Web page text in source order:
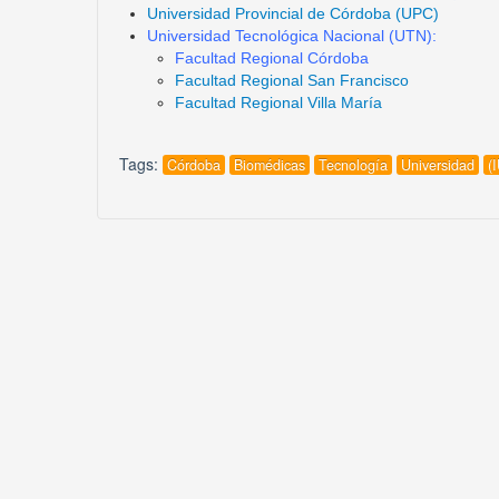
Universidad Provincial de Córdoba (UPC)
Universidad Tecnológica Nacional (UTN):
Facultad Regional Córdoba
Facultad Regional San Francisco
Facultad Regional Villa María
Tags: Córdoba Biomédicas Tecnología Universidad